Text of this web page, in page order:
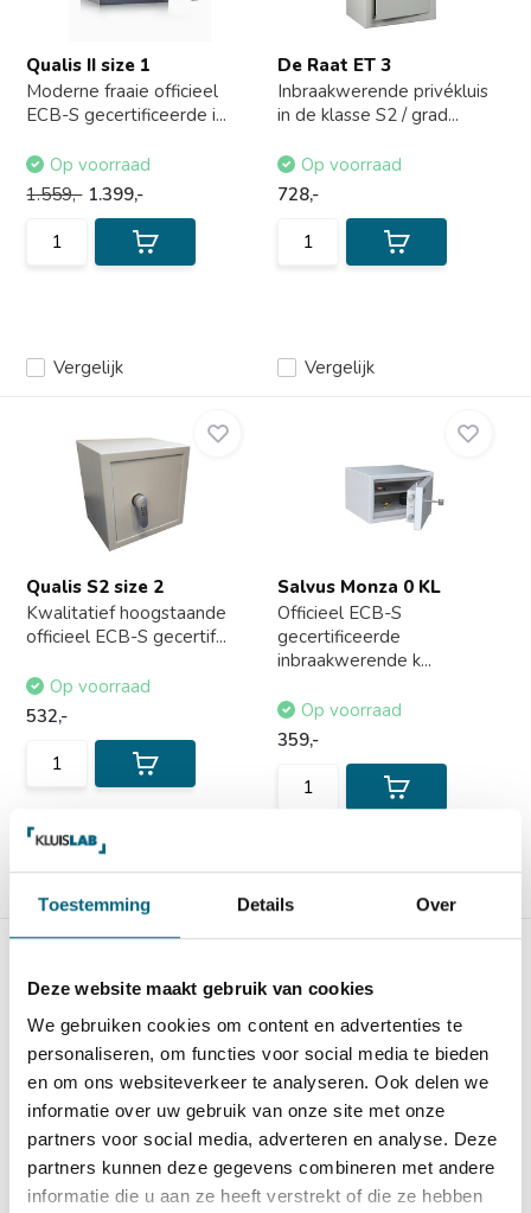
Toestemming Details Over
Deze website maakt gebruik van cookies
We gebruiken cookies om content en advertenties te
personaliseren, om functies voor social media te bieden
en om ons websiteverkeer te analyseren. Ook delen we
informatie over uw gebruik van onze site met onze
partners voor social media, adverteren en analyse. Deze
partners kunnen deze gegevens combineren met andere
informatie die u aan ze heeft verstrekt of die ze hebben
Qualis II size 1
Moderne fraaie officieel
ECB-S gecertificeerde i...
Vergelijk
Op voorraad
1.559,- 1.399,-
De Raat ET 3
Inbraakwerende privékluis
in de klasse S2 / grad...
Vergelijk
Op voorraad
728,-
Qualis S2 size 2
Kwalitatief hoogstaande
officieel ECB-S gecertif...
Op voorraad
532,-
Salvus Monza 0 KL
Officieel ECB-S
gecertificeerde
inbraakwerende k...
Op voorraad
359,-
Siegen 5 Wapenkluis
Officieel EN 14450 klasse
S1 gecertificeerde wap...
Op voorraad
Chubbsafes Consul G1 65
EL
Hoogstaande zware
gecertificeerd...